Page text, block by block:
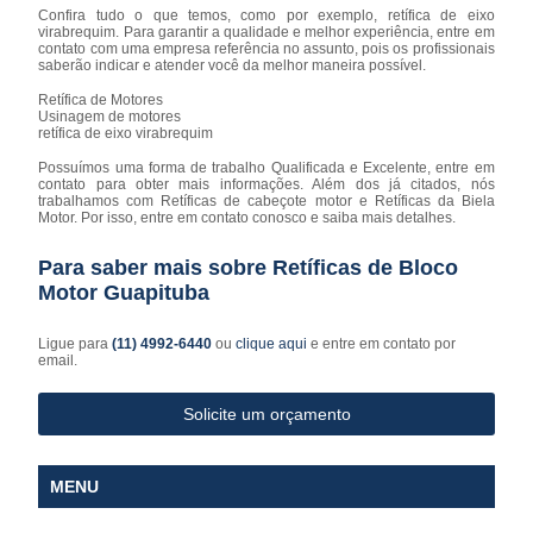
Confira tudo o que temos, como por exemplo, retífica de eixo
virabrequim. Para garantir a qualidade e melhor experiência, entre em
contato com uma empresa referência no assunto, pois os profissionais
saberão indicar e atender você da melhor maneira possível.
Retífica de Motores
Usinagem de motores
retífica de eixo virabrequim
Possuímos uma forma de trabalho Qualificada e Excelente, entre em
contato para obter mais informações. Além dos já citados, nós
trabalhamos com Retíficas de cabeçote motor e Retíficas da Biela
Motor. Por isso, entre em contato conosco e saiba mais detalhes.
Para saber mais sobre Retíficas de Bloco
Motor Guapituba
Ligue para(11) 4992-6440ouclique aqui e entre em contato por
email.
Solicite um orçamento
MENU